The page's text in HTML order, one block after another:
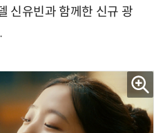
신유빈과 함께한 신규 광